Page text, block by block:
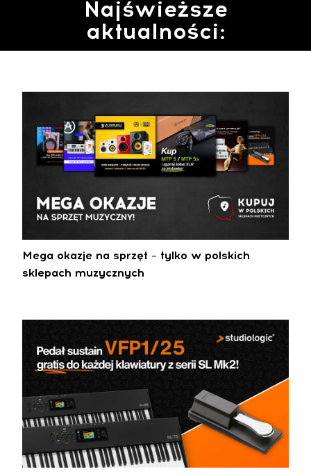
Najświeższe
aktualności:
Mega okazje na sprzęt – tylko w polskich
sklepach muzycznych